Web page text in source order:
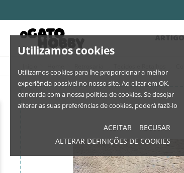
Utilizamos cookies
Utilizamos cookies para lhe proporcionar a melhor
experiência possível no nosso site. Ao clicar em OK,
concorda com a nossa política de cookies. Se desejar
alterar as suas preferências de cookies, poderá fazê-lo
ACEITAR
RECUSAR
ALTERAR DEFINIÇÕES DE COOKIES